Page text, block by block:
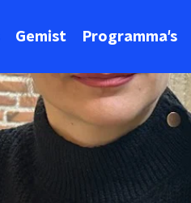
Gemist Programma's